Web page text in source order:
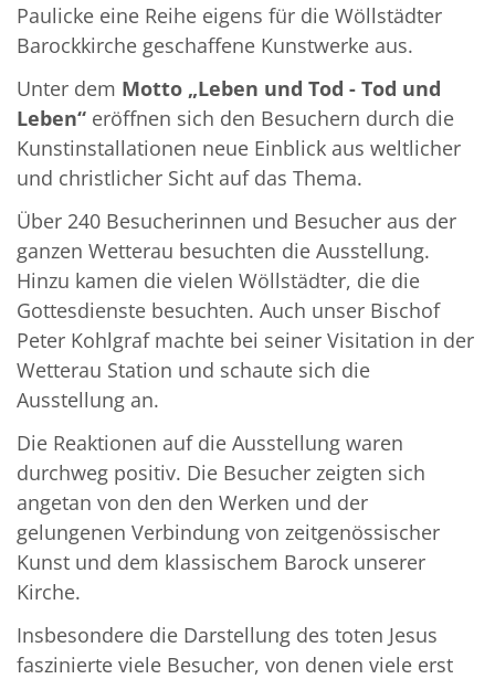
Paulicke eine Reihe eigens für die Wöllstädter
Barockkirche geschaffene Kunstwerke aus.
Unter dem Motto „Leben und Tod - Tod und
Leben“ eröffnen sich den Besuchern durch die
Kunstinstallationen neue Einblick aus weltlicher
und christlicher Sicht auf das Thema.
Über 240 Besucherinnen und Besucher aus der
ganzen Wetterau besuchten die Ausstellung.
Hinzu kamen die vielen Wöllstädter, die die
Gottesdienste besuchten. Auch unser Bischof
Peter Kohlgraf machte bei seiner Visitation in der
Wetterau Station und schaute sich die
Ausstellung an.
Die Reaktionen auf die Ausstellung waren
durchweg positiv. Die Besucher zeigten sich
angetan von den den Werken und der
gelungenen Verbindung von zeitgenössischer
Kunst und dem klassischem Barock unserer
Kirche.
Insbesondere die Darstellung des toten Jesus
faszinierte viele Besucher, von denen viele erst